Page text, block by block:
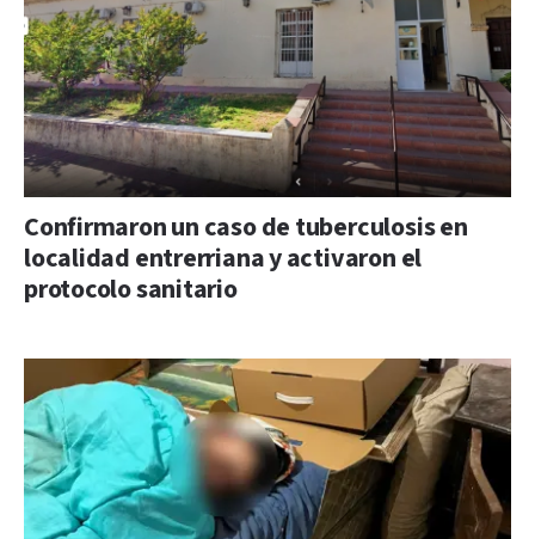
Confirmaron un caso de tuberculosis en
localidad entrerriana y activaron el
protocolo sanitario